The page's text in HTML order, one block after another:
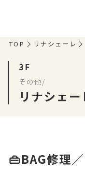
TOP リナシェーレ
3F
その他/
リナシェー
👜BAG修理